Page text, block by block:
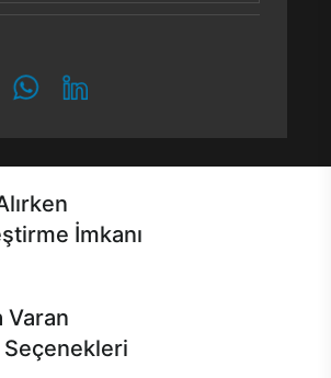
İmkanı
Varan